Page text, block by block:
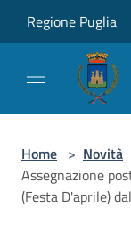
Regione Puglia
Home > Novità
Assegnazione
(Festa D'aprile)